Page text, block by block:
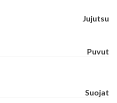
Jujutsu
Puvut
Suojat